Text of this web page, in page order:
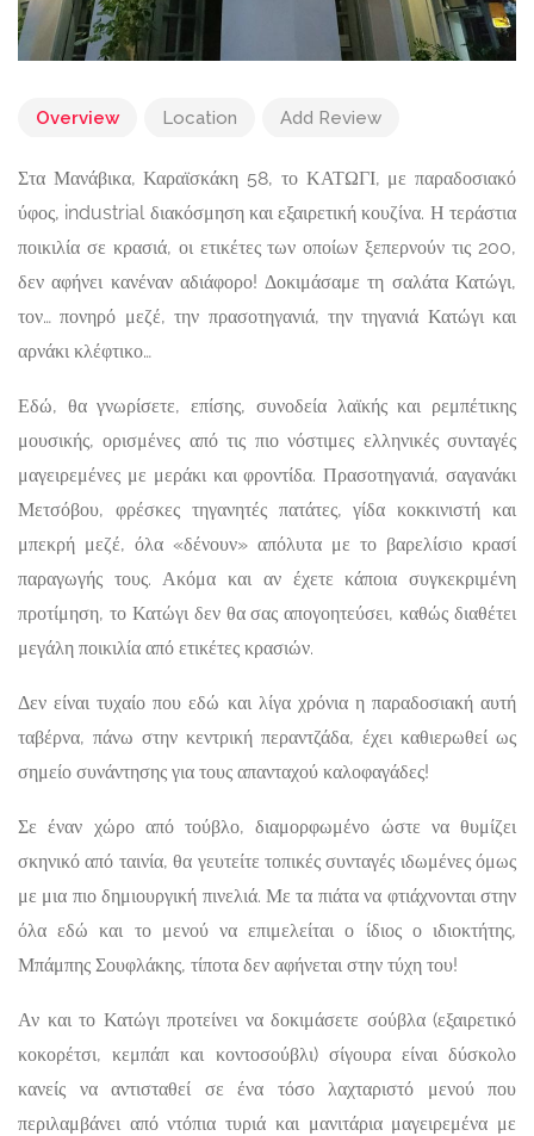
Overview Location Add Review
Στα Μανάβικα, Καραϊσκάκη 58, το ΚΑΤΩΓΙ, με παραδοσιακό
ύφος, industrial διακόσμηση και εξαιρετική κουζίνα. Η τεράστια
ποικιλία σε κρασιά, οι ετικέτες των οποίων ξεπερνούν τις 200,
δεν αφήνει κανέναν αδιάφορο! Δοκιμάσαμε τη σαλάτα Κατώγι,
τον… πονηρό μεζέ, την πρασοτηγανιά, την τηγανιά Κατώγι και
αρνάκι κλέφτικο…
Εδώ, θα γνωρίσετε, επίσης, συνοδεία λαϊκής και ρεμπέτικης
μουσικής, ορισμένες από τις πιο νόστιμες ελληνικές συνταγές
μαγειρεμένες με μεράκι και φροντίδα. Πρασοτηγανιά, σαγανάκι
Μετσόβου, φρέσκες τηγανητές πατάτες, γίδα κοκκινιστή και
μπεκρή μεζέ, όλα «δένουν» απόλυτα με το βαρελίσιο κρασί
παραγωγής τους. Ακόμα και αν έχετε κάποια συγκεκριμένη
προτίμηση, το Κατώγι δεν θα σας απογοητεύσει, καθώς διαθέτει
μεγάλη ποικιλία από ετικέτες κρασιών.
Δεν είναι τυχαίο που εδώ και λίγα χρόνια η παραδοσιακή αυτή
ταβέρνα, πάνω στην κεντρική περαντζάδα, έχει καθιερωθεί ως
σημείο συνάντησης για τους απανταχού καλοφαγάδες!
Σε έναν χώρο από τούβλο, διαμορφωμένο ώστε να θυμίζει
σκηνικό από ταινία, θα γευτείτε τοπικές συνταγές ιδωμένες όμως
με μια πιο δημιουργική πινελιά. Με τα πιάτα να φτιάχνονται στην
όλα εδώ και το μενού να επιμελείται ο ίδιος ο ιδιοκτήτης,
Μπάμπης Σουφλάκης, τίποτα δεν αφήνεται στην τύχη του!
Αν και το Κατώγι προτείνει να δοκιμάσετε σούβλα (εξαιρετικό
κοκορέτσι, κεμπάπ και κοντοσούβλι) σίγουρα είναι δύσκολο
κανείς να αντισταθεί σε ένα τόσο λαχταριστό μενού που
περιλαμβάνει από ντόπια τυριά και μανιτάρια μαγειρεμένα με